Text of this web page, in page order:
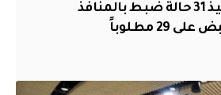
الأمن الوطني: تنفيذ 31 حالة ضبط بالمنافذ
مطلوباً